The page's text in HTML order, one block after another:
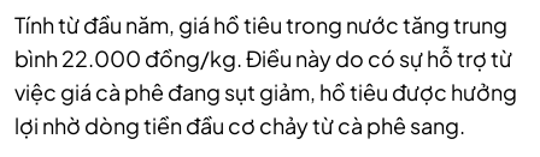
Tính từ đầu năm, giá hồ tiêu trong nước tăng trung
bình 22.000 đồng/kg. Điều này do có sự hỗ trợ từ
việc giá cà phê đang sụt giảm, hồ tiêu được hưởng
lợi nhờ dòng tiền đầu cơ chảy từ cà phê sang.